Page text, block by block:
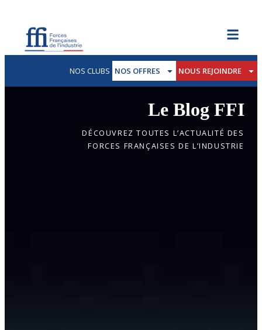
NOS CLUBS NOS OFFRES NOUS REJOINDRE
Le Blog FFI
DÉCOUVREZ TOUTES L’ACTUALITÉ DES
FORCES FRANÇAISES DE L’INDUSTRIE